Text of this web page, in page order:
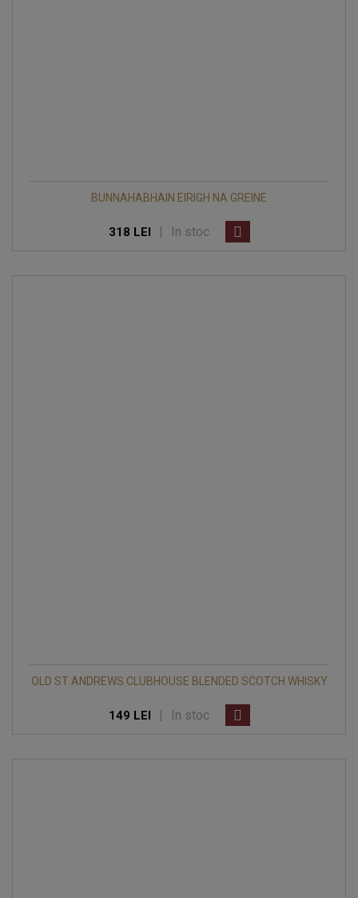
BUNNAHABHAIN EIRIGH NA GREINE
318 LEI In stoc
OLD ST ANDREWS CLUBHOUSE BLENDED SCOTCH WHISKY
149 LEI In stoc